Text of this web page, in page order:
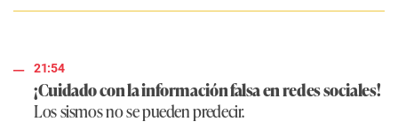
21:54
¡Cuidado con la información falsa en redes sociales!
Los sismos no se pueden predecir.